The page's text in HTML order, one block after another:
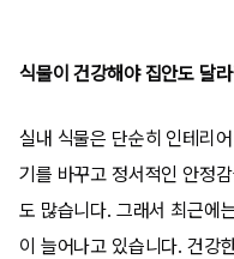
식물이 건강해야 집안도 달
실내 식물은 단순히 인테리
기를 바꾸고 정서적인 안정
도 많습니다. 그래서 최근에
이 늘어나고 있습니다. 건강